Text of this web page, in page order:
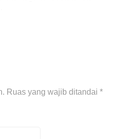
Ruas yang wajib ditandai *